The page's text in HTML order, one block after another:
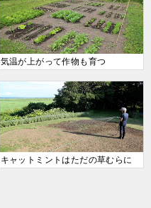
気温が上がって作物も育つ
キャットミントはただの草むらに